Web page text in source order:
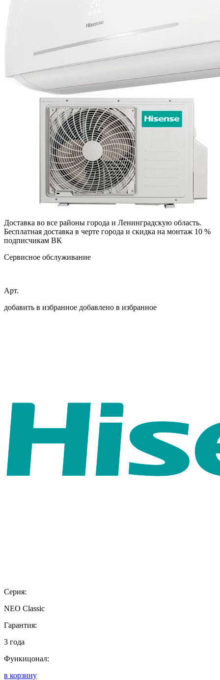
Доставка во все районы города и Ленинградскую область.
Бесплатная доставка в черте города и скидка на монтаж 10 %
подписчикам ВК
Сервисное обслуживание
Арт.
добавить в избранное добавлено в избранное
Серия:
NEO Classic
Гарантия:
3 года
Функицонал:
в корзину